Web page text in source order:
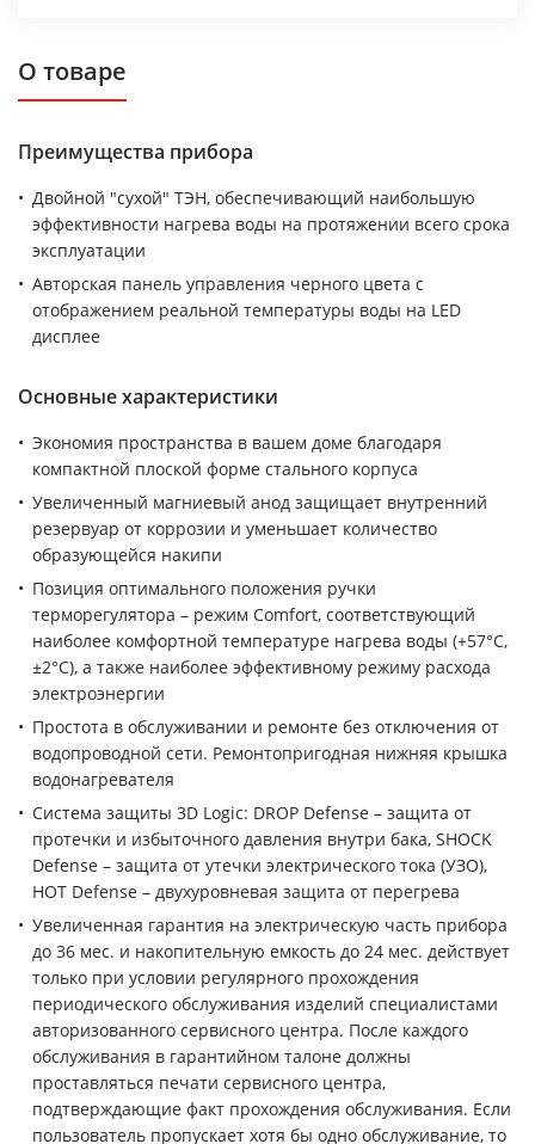
О товаре
Преимущества прибора
Двойной "сухой" ТЭН, обеспечивающий наибольшую
эффективности нагрева воды на протяжении всего срока
эксплуатации
Авторская панель управления черного цвета с
отображением реальной температуры воды на LED
дисплее
Основные характеристики
Экономия пространства в вашем доме благодаря
компактной плоской форме стального корпуса
Увеличенный магниевый анод защищает внутренний
резервуар от коррозии и уменьшает количество
образующейся накипи
Позиция оптимального положения ручки
терморегулятора – режим Comfort, соответствующий
наиболее комфортной температуре нагрева воды (+57°С,
±2°С), а также наиболее эффективному режиму расхода
электроэнергии
Простота в обслуживании и ремонте без отключения от
водопроводной сети. Ремонтопригодная нижняя крышка
водонагревателя
Система защиты 3D Logic: DROP Defense – защита от
протечки и избыточного давления внутри бака, SHOCK
Defense – защита от утечки электрического тока (УЗО),
HOT Defense – двухуровневая защита от перегрева
Увеличенная гарантия на электрическую часть прибора
до 36 мес. и накопительную емкость до 24 мес. действует
только при условии регулярного прохождения
периодического обслуживания изделий специалистами
авторизованного сервисного центра. После каждого
обслуживания в гарантийном талоне должны
проставляться печати сервисного центра,
подтверждающие факт прохождения обслуживания. Если
пользователь пропускает хотя бы одно обслуживание, то